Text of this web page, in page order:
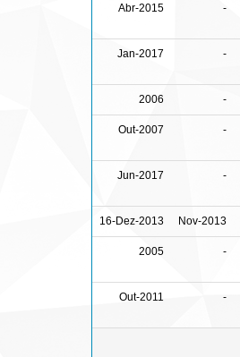
Abr-2015 -
Jan-2017 -
2006 -
Out-2007 -
Jun-2017 -
16-Dez-2013 Nov-2013
2005 -
Out-2011 -